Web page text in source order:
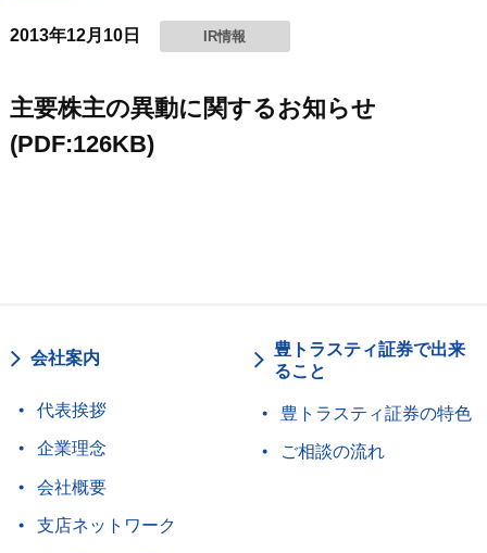
2013年12月10日 IR情報
主要株主の異動に関するお知らせ
(PDF:126KB)
会社案内
代表挨拶
企業理念
会社概要
支店ネットワーク
豊トラスティ証券で出来
ること
豊トラスティ証券の特色
ご相談の流れ